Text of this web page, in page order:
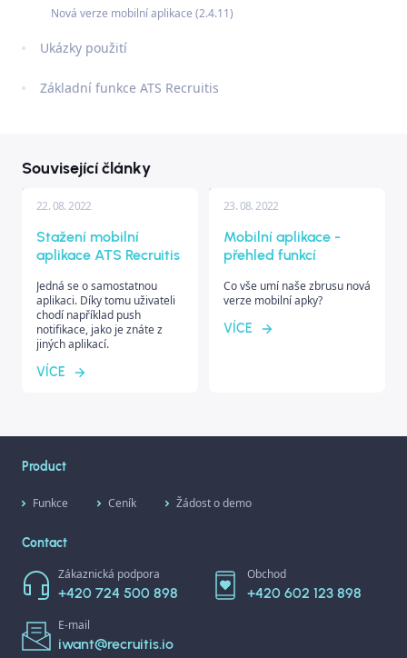
Nová verze mobilní aplikace (2.4.11)
Ukázky použití
Základní funkce ATS Recruitis
Související články
22. 08. 2022
Stažení mobilní
aplikace ATS Recruitis
Jedná se o samostatnou
aplikaci. Díky tomu uživateli
chodí například push
notifikace, jako je znáte z
jiných aplikací.
VÍCE
23. 08. 2022
Mobilní aplikace -
přehled funkcí
Co vše umí naše zbrusu nová
verze mobilní apky?
VÍCE
Product
Funkce Ceník Žádost o demo
Contact
Zákaznická podpora
+420 724 500 898
Obchod
+420 602 123 898
E-mail
iwant@recruitis.io